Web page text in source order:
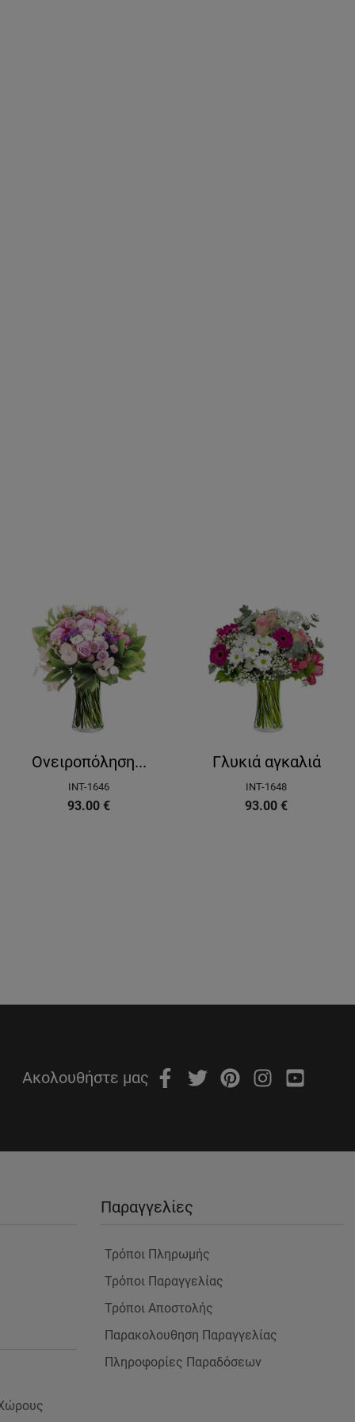
Ονειροπόληση...
INT-1646
93.00 €
Γλυκιά αγκαλιά
INT-1648
93.00 €
Ακολουθήστε μας
Παραγγελίες
Τρόποι Πληρωμής
Τρόποι Παραγγελίας
Τρόποι Αποστολής
Παρακολουθηση Παραγγελίας
Πληροφορίες Παραδόσεων